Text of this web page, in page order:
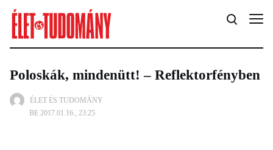
ÉLET ÉS TUDOMÁNY
BE 2017.01.16., 23:25
Poloskák, mindenütt! – Reflektorfényben